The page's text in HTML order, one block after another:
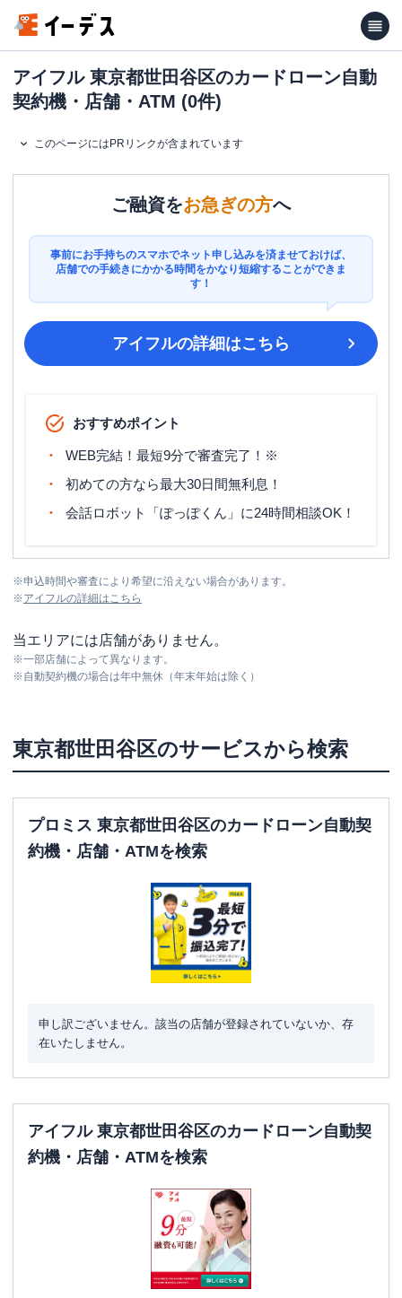
アイフル 東京都世田谷区のカードローン自動
契約機・店舗・ATM (0件)
このページにはPRリンクが含まれています
ご融資をお急ぎの方へ
事前にお手持ちのスマホでネット申し込みを済ませておけば、
店舗での手続きにかかる時間をかなり短縮することができま
す！
アイフルの詳細はこちら
おすすめポイント
WEB完結！最短9分で審査完了！※
初めての方なら最大30日間無利息！
会話ロボット「ぽっぽくん」に24時間相談OK！
※申込時間や審査により希望に沿えない場合があります。
※アイフルの詳細はこちら
当エリアには店舗がありません。
※一部店舗によって異なります。
※自動契約機の場合は年中無休（年末年始は除く）
東京都世田谷区のサービスから検索
プロミス 東京都世田谷区のカードローン自動契
約機・店舗・ATMを検索
申し訳ございません。該当の店舗が登録されていないか、存
在いたしません。
アイフル 東京都世田谷区のカードローン自動契
約機・店舗・ATMを検索